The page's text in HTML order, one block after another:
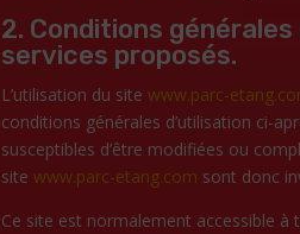
2. Conditions
services proposés.
L’utilisation du site www.parc-
conditions générales d’utilisation ci-
susceptibles d’être modifiées ou
site www.parc-etang.com sont donc
Ce site est normalement accessible